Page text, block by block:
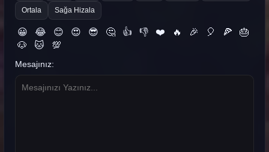
Ortala Sağa Hizala
😀 😂 😊 😍 😎 🤔 👍 👎 ❤️ 🔥 🎉 🎈 🍕
🎂
🐶
🐱 💯
Mesajınız: